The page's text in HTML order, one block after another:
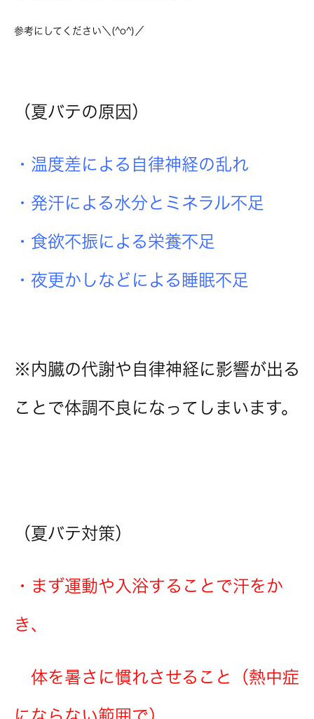
参考にしてください＼(^o^)／
（夏バテの原因）
・温度差による自律神経の乱れ
・発汗による水分とミネラル不足
・食欲不振による栄養不足
・夜更かしなどによる睡眠不足
※内臓の代謝や自律神経に影響が出る
ことで体調不良になってしまいます。
（夏バテ対策）
・まず運動や入浴することで汗をか
き、
体を暑さに慣れさせること（熱中症
にならない範囲で）